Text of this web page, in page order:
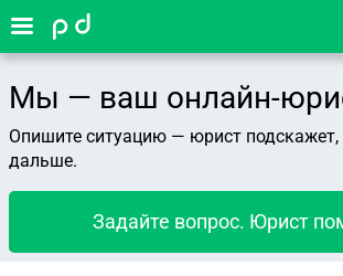
Мы — ваш онлайн-
Опишите ситуацию — юрист подскажет,
дальше.
Задайте вопрос. Юрист